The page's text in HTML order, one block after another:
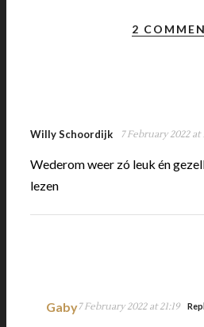
2
Willy Schoordijk 7 February 2022 at
Wederom weer zó leuk én
lezen
Gaby7 February 2022 at 21:19